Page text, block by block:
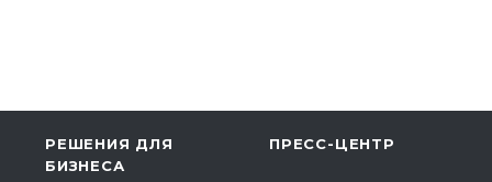
РЕШЕНИЯ ДЛЯ
БИЗНЕСА
ПРЕСС-ЦЕНТР